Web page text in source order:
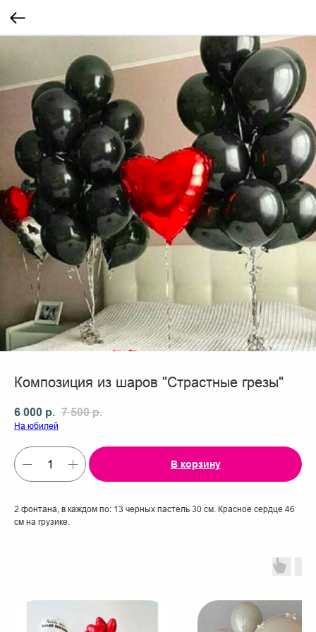
Композиция из шаров "Страстные грезы"
6 000 р. 7 500 р.
На юбилей
В корзину
2 фонтана, в каждом по: 13 черных пастель 30 см. Красное сердце 46
см на грузике.